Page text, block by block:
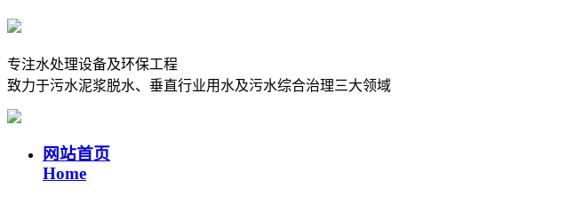
专注水处理设备及环保工程
致力于污水泥浆脱水、垂直行业用水及污水综合治理三大领域
网站首页
Home